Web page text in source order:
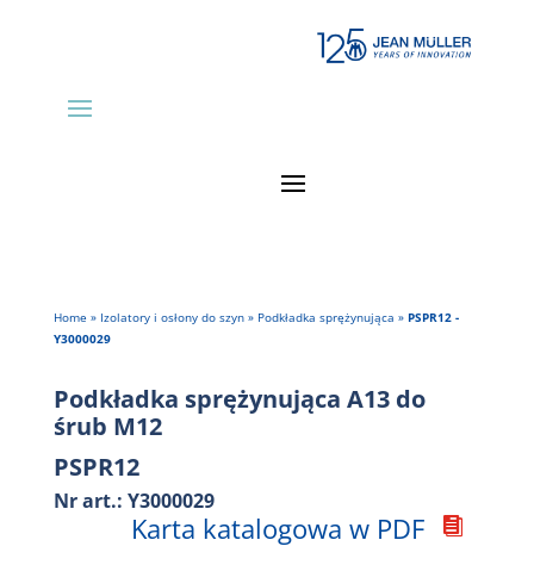
Home » Izolatory i osłony do szyn» Podkładka sprężynująca » PSPR12 -
Y3000029
Podkładka sprężynująca A13 do
śrub M12
PSPR12
Nr art.: Y3000029

Karta katalogowa w PDF